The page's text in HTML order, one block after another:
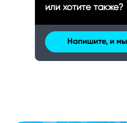
или хотите также?
Напишите, и